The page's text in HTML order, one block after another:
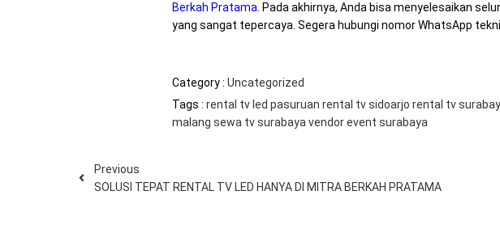
Berkah Pratama. Pada akhirnya, Anda bisa menyelesaikan
yang sangat tepercaya. Segera hubungi nomor WhatsApp
Category : Uncategorized
Tags : rental tv led pasuruan rental tv sidoarjo rental tv
malang sewa tv surabayavendor event surabaya
Previous
SOLUSI TEPAT RENTAL TV LED HANYA DI MITRA BERKAH PRATAMA